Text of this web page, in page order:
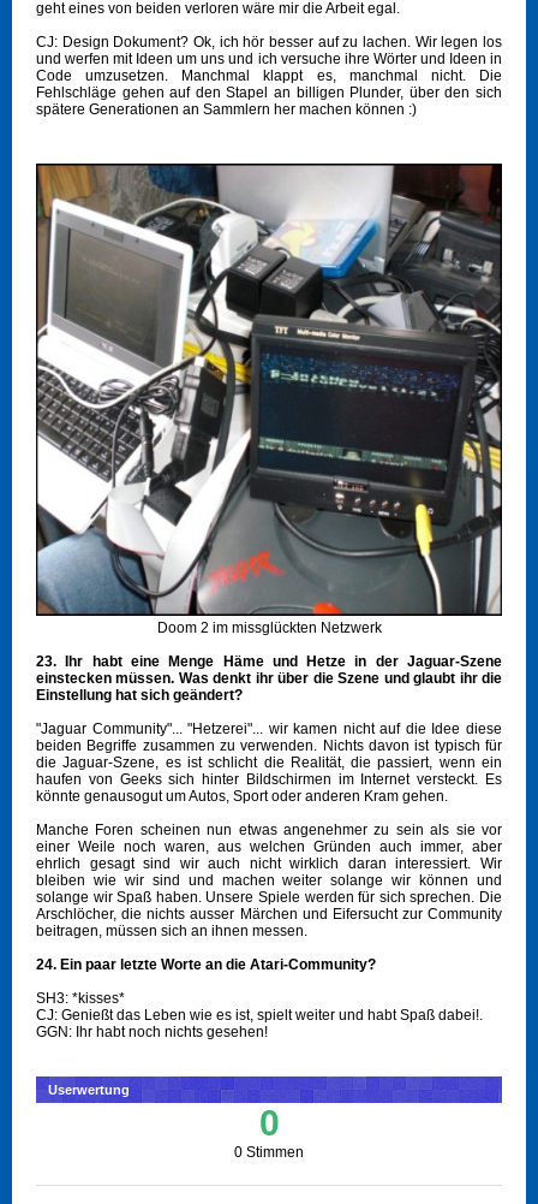
geht eines von beiden verloren wäre mir die Arbeit egal.
CJ: Design Dokument? Ok, ich hör besser auf zu lachen. Wir legen los
und werfen mit Ideen um uns und ich versuche ihre Wörter und Ideen in
Code umzusetzen. Manchmal klappt es, manchmal nicht. Die
Fehlschläge gehen auf den Stapel an billigen Plunder, über den sich
spätere Generationen an Sammlern her machen können :)
Doom 2 im missglückten Netzwerk
23. Ihr habt eine Menge Häme und Hetze in der Jaguar-Szene
einstecken müssen. Was denkt ihr über die Szene und glaubt ihr die
Einstellung hat sich geändert?
"Jaguar Community"... "Hetzerei"... wir kamen nicht auf die Idee diese
beiden Begriffe zusammen zu verwenden. Nichts davon ist typisch für
die Jaguar-Szene, es ist schlicht die Realität, die passiert, wenn ein
haufen von Geeks sich hinter Bildschirmen im Internet versteckt. Es
könnte genausogut um Autos, Sport oder anderen Kram gehen.
Manche Foren scheinen nun etwas angenehmer zu sein als sie vor
einer Weile noch waren, aus welchen Gründen auch immer, aber
ehrlich gesagt sind wir auch nicht wirklich daran interessiert. Wir
bleiben wie wir sind und machen weiter solange wir können und
solange wir Spaß haben. Unsere Spiele werden für sich sprechen. Die
Arschlöcher, die nichts ausser Märchen und Eifersucht zur Community
beitragen, müssen sich an ihnen messen.
24. Ein paar letzte Worte an die Atari-Community?
SH3: *kisses*
CJ: Genießt das Leben wie es ist, spielt weiter und habt Spaß dabei!.
GGN: Ihr habt noch nichts gesehen!
Userwertung
0
0 Stimmen